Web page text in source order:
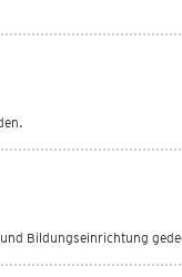
Bildungseinrichtung